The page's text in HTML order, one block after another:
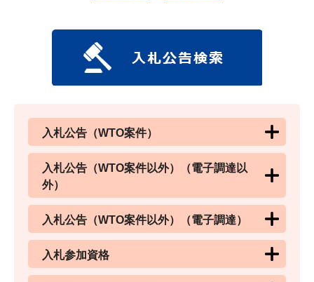
入札公告（WTO案件）
入札公告（WTO案件以外）（電子調達以
外）
入札公告（WTO案件以外）（電子調達）
入札参加資格